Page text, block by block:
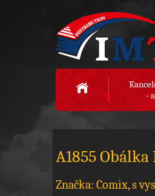
-
A1855
Značka: Comix, s